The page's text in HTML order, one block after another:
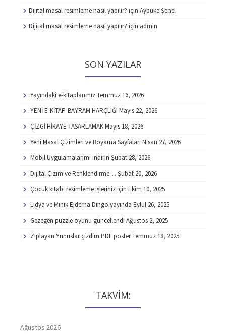
Dijital masal resimleme nasıl yapılır? için Aybüke Şenel
Dijital masal resimleme nasıl yapılır? için admin
SON YAZILAR
Yayındaki e-kitaplarımızTemmuz 16, 2026
YENİ E-KİTAP-BAYRAM HARÇLIĞI Mayıs 22, 2026
ÇİZGİ HİKAYE TASARLAMAKMayıs 18, 2026
Yeni Masal Çizimleri ve Boyama Sayfaları Nisan 27, 2026
Mobil Uygulamalarımı indirin Şubat 28, 2026
Dijital Çizim ve Renklendirme… Şubat 20, 2026
Çocuk kitabı resimleme işleriniz için Ekim 10, 2025
Lidya ve Minik Ejderha Dingo yayında Eylül 26, 2025
Gezegen puzzle oyunu güncellendi Ağustos 2, 2025
Zıplayan Yunuslar çizdim PDF posterTemmuz 18, 2025
TAKVİM:
Ağustos 2026